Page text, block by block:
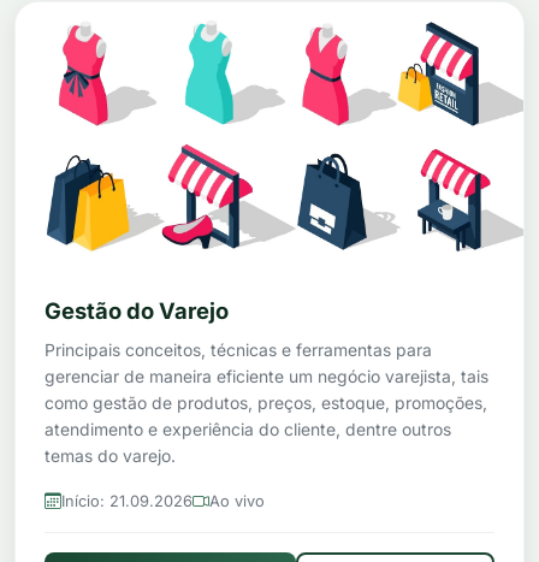
Gestão do Varejo
Principais conceitos, técnicas e ferramentas para
gerenciar de maneira eficiente um negócio varejista, tais
como gestão de produtos, preços, estoque, promoções,
atendimento e experiência do cliente, dentre outros
temas do varejo.
Início: 21.09.2026 Ao vivo